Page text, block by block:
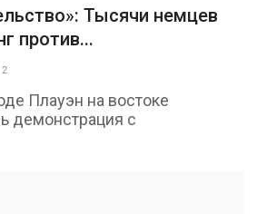
Тысячи немцев
против...
2
Плауэн на востоке
демонстрация с